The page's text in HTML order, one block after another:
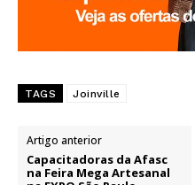
TAGS Joinville
Artigo anterior
Capacitadoras da Afasc
na Feira Mega Artesanal